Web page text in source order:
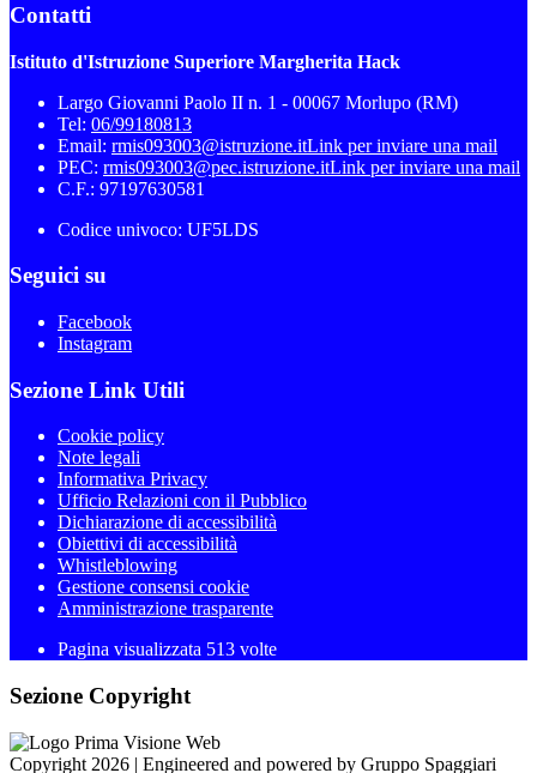
Contatti
Istituto d'Istruzione Superiore Margherita Hack
Largo Giovanni Paolo II n. 1 - 00067 Morlupo (RM)
Tel: 06/99180813
Email: rmis093003@istruzione.itLink per inviare una mail
PEC: rmis093003@pec.istruzione.itLink per inviare una mail
C.F.: 97197630581
Codice univoco: UF5LDS
Seguici su
Facebook
Instagram
Sezione Link Utili
Cookie policy
Note legali
Informativa Privacy
Ufficio Relazioni con il Pubblico
Dichiarazione di accessibilità
Obiettivi di accessibilità
Whistleblowing
Gestione consensi cookie
Amministrazione trasparente
Pagina visualizzata 513 volte
Sezione Copyright
Copyright 2026 | Engineered and powered by Gruppo Spaggiari